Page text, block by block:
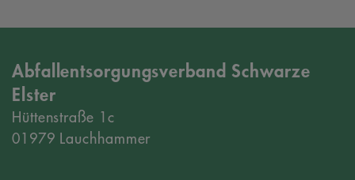
Abfallentsorgungsverband Schwarze
Elster
Hüttenstraße 1c
01979 Lauchhammer